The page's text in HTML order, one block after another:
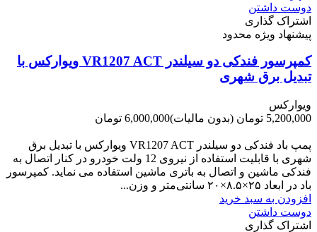
دوست داشتن
اشتراک گذاری
پیشنهاد ویژه محدود
کمپرسور فندکی دو سیلندر VR1207 ACT ویوارکس با
تبدیل برق شهری
ویوارکس
5,200,000 تومان
(بدون مالیات)6,000,000 تومان
پمپ باد فندکی دو سیلندر VR1207 ACT ویوارکس با تبدیل برق
شهری با قابلیت استفاده از نیروی 12 ولت خودرو در کنار اتصال به
فندکی ماشین و اتصال به باتری ماشین استفاده می نماید. کمپرسور
باد در ابعاد ۲۵×۸.۵×۲۰ سانتی‌متر و وزن...
افزودن به سبد خرید
دوست داشتن
اشتراک گذاری